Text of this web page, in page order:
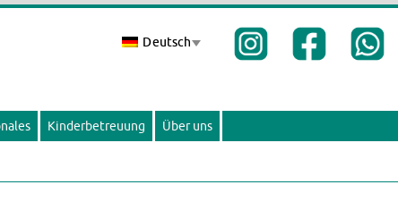
Deutsch
Kinderbetreuung Über uns